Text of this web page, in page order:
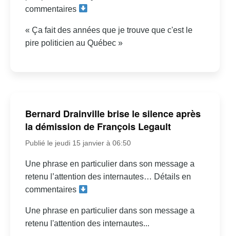
commentaires
« Ça fait des années que je trouve que c'est le
pire politicien au Québec »
Bernard Drainville brise le silence après
la démission de François Legault
Publié le jeudi 15 janvier à 06:50
Une phrase en particulier dans son message a
retenu l’attention des internautes… Détails en
commentaires
Une phrase en particulier dans son message a
retenu l'attention des internautes...